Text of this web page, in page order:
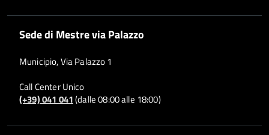
Sede di Mestre via Palazzo
Municipio, Via Palazzo 1
Call Center Unico
(+39) 041 041(dalle 08:00 alle 18:00)